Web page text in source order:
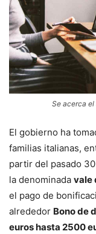
Se acerca
El gobierno ha
familias italianas,
partir del pasado
la denominada vale
el pago de
alrededor Bono de
euros hasta 2500